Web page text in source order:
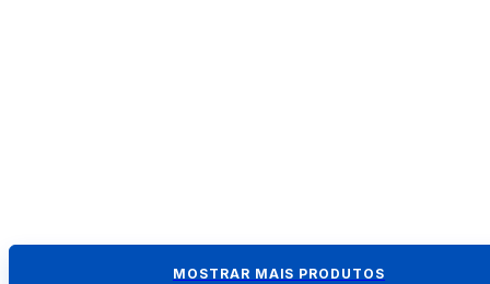
MOSTRAR MAIS PRODUTOS